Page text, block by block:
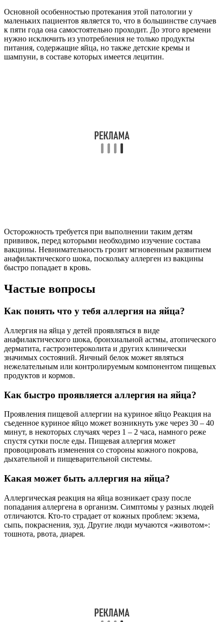
Основной особенностью протекания этой патологии у
маленьких пациентов является то, что в большинстве случаев
к пяти года она самостоятельно проходит. До этого времени
нужно исключить из употребления не только продукты
питания, содержащие яйца, но также детские кремы и
шампуни, в составе которых имеется лецитин.
Осторожность требуется при выполнении таким детям
прививок, перед которыми необходимо изучение состава
вакцины. Невнимательность грозит мгновенным развитием
анафилактического шока, поскольку аллерген из вакцины
быстро попадает в кровь.
Частые вопросы
Как понять что у тебя аллергия на яйца?
Аллергия на яйца у детей проявляться в виде
анафилактического шока, бронхиальной астмы, атопического
дерматита, гастроэнтероколита и других клинически
значимых состояний. Яичный белок может являться
нежелательным или контролируемым компонентом пищевых
продуктов и кормов.
Как быстро проявляется аллергия на яйца?
Проявления пищевой аллергии на куриное яйцо Реакция на
съеденное куриное яйцо может возникнуть уже через 30 – 40
минут, в некоторых случаях через 1 – 2 часа, намного реже
спустя сутки после еды. Пищевая аллергия может
провоцировать изменения со стороны кожного покрова,
дыхательной и пищеварительной системы.
Какая может быть аллергия на яйца?
Аллергическая реакция на яйца возникает сразу после
попадания аллергена в организм. Симптомы у разных людей
отличаются. Кто-то страдает от кожных проблем: экзема,
сыпь, покраснения, зуд. Другие люди мучаются «животом»:
тошнота, рвота, диарея.